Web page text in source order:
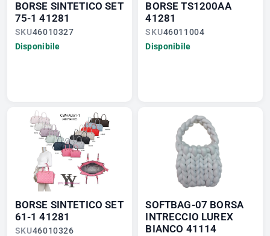
BORSE SINTETICO SET
75-1 41281
SKU46010327
Disponibile
BORSE TS1200AA
41281
SKU46011004
Disponibile
BORSE SINTETICO SET
61-1 41281
SKU46010326
SOFTBAG-07 BORSA
INTRECCIO LUREX
BIANCO 41114